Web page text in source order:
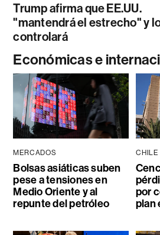
Trump afirma que EE.UU.
"mantendrá el estrecho" y
controlará
Económicas e
MERCADOS
Bolsas asiáticas suben
pese a tensiones en
Medio Oriente y al
repunte del petróleo
CHILE
por
plan